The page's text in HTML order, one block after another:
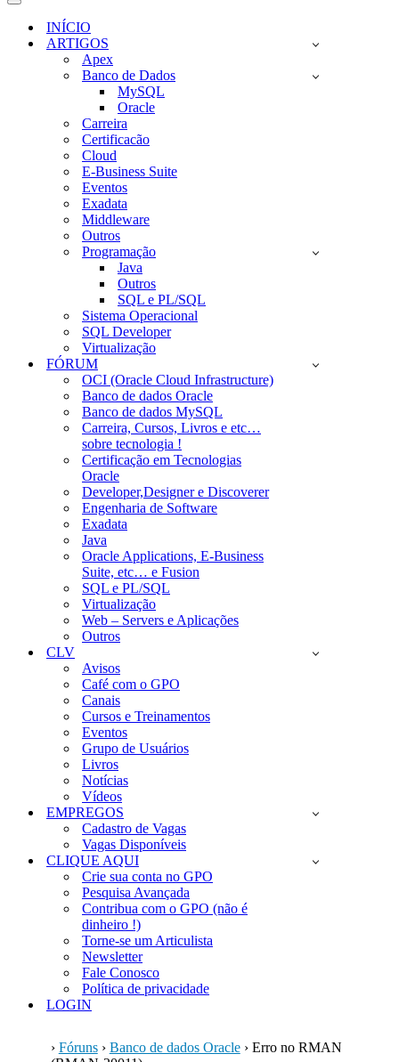
navegação
Menu
navegaçãoINÍCIO
ARTIGOS
Apex
Banco de Dados
MySQL
Oracle
Carreira
Certificacão
Cloud
E-Business Suite
Eventos
Exadata
Middleware
Outros
Programação
Java
Outros
SQL e PL/SQL
Sistema Operacional
SQL Developer
Virtualização
FÓRUM
OCI (Oracle Cloud Infrastructure)
Banco de dados Oracle
Banco de dados MySQL
Carreira, Cursos, Livros e etc…
sobre tecnologia !
Certificação em Tecnologias
Oracle
Developer,Designer e Discoverer
Engenharia de Software
Exadata
Java
Oracle Applications, E-Business
Suite, etc… e Fusion
SQL e PL/SQL
Virtualização
Web – Servers e Aplicações
Outros
CLV
Avisos
Café com o GPO
Canais
Cursos e Treinamentos
Eventos
Grupo de Usuários
Livros
Notícias
Vídeos
EMPREGOS
Cadastro de Vagas
Vagas Disponíveis
CLIQUE AQUI
Crie sua conta no GPO
Pesquisa Avançada
Contribua com o GPO (não é
dinheiro !)
Torne-se um Articulista
Newsletter
Fale Conosco
Política de privacidade
LOGIN
› Fóruns › Banco de dados Oracle › Erro no RMAN